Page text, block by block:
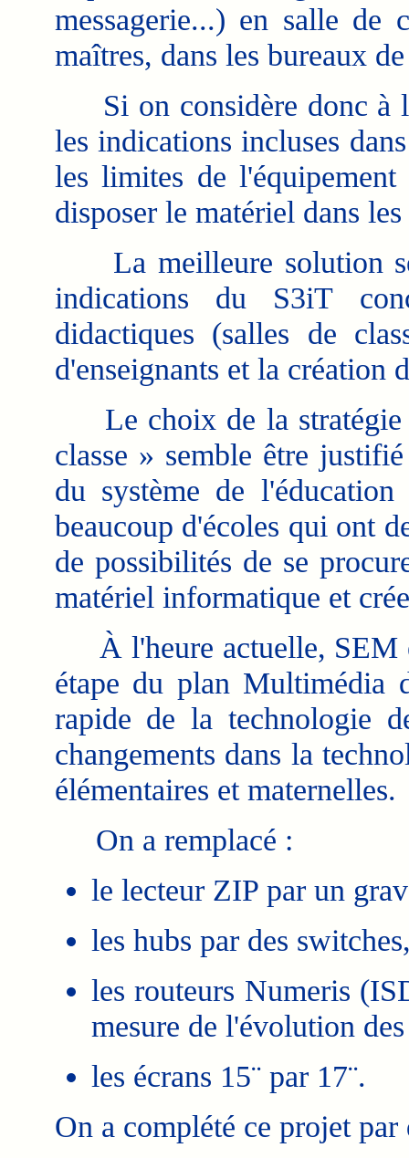
messagerie...) en salle de
maîtres, dans les bureaux
Si on considère donc à
les indications incluses
les limites de
disposer le matériel dans les
La meilleure solution
indications du S3iT
didactiques (salles de
d'enseignants et la création
Le choix de la stratégie
classe » semble être
du système de
beaucoup d'écoles qui ont
de possibilités de se
matériel informatique et
À l'heure actuelle, SEM
étape du plan Multimédia
rapide de la technologie
changements dans la
élémentaires et maternelles.
On a remplacé :
le lecteur ZIP par un
les hubs par des
les routeurs Numeris
mesure de l'évolution
les écrans 15¨ par 17¨.
On a complété ce projet par